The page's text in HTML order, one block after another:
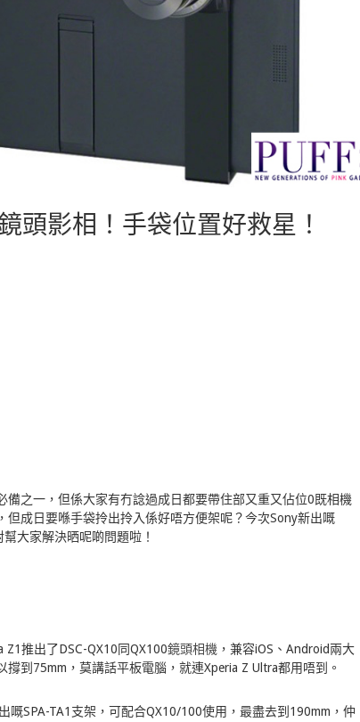
頭影相！手袋位置好救星！
備之一，但係大家有冇諗過成日都要帶住部又重又佔位0既相機
但成日要喺手袋拎出拎入係好唔方便架呢？今次Sony新出嘅
幫大家解決晒呢啲問題啦！
推出了DSC-QX10同QX100鏡頭相機，兼容iOS、Android兩大
到75mm，莫講話平板電腦，就連Xperia Z Ultra都用唔到。
嘅SPA-TA1支架，可配合QX10/100使用，最盡去到190mm，仲